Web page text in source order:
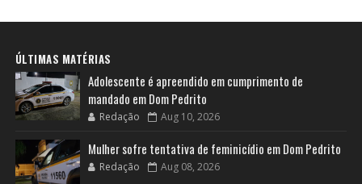
ÚLTIMAS MATÉRIAS
Adolescente é apreendido em cumprimento de
mandado em Dom Pedrito
Redação Aug 10, 2026
Mulher sofre tentativa de feminicídio em Dom Pedrito
Redação Aug 08, 2026